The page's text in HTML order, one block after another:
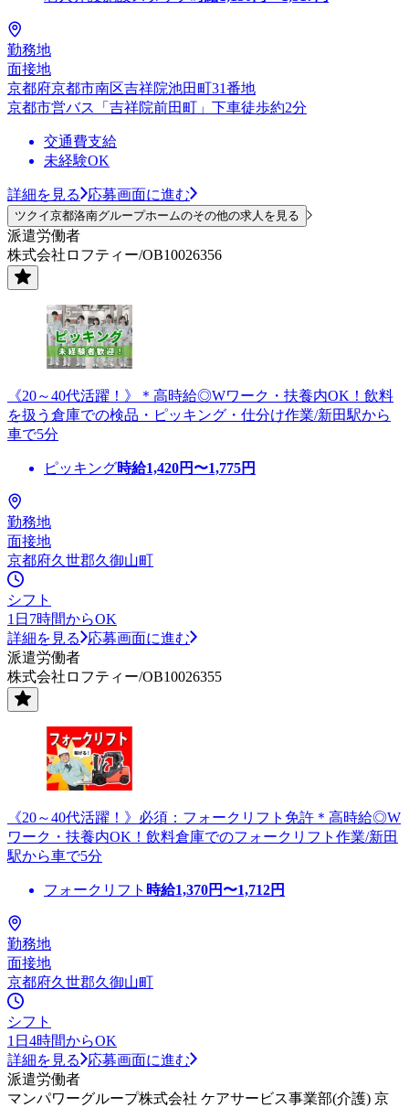
勤務地
面接地
京都府京都市南区吉祥院池田町31番地
京都市営バス「吉祥院前田町」下車徒歩約2分
交通費支給
未経験OK
詳細を見る 応募画面に進む
ツクイ京都洛南グループホームのその他の求人を見る
派遣労働者
株式会社ロフティー/OB10026356
《20～40代活躍！》＊高時給◎Wワーク・扶養内OK！飲料
を扱う倉庫での検品・ピッキング・仕分け作業/新田駅から
車で5分
ピッキング時給1,420円〜1,775円
勤務地
面接地
京都府久世郡久御山町
シフト
1日7時間からOK
詳細を見る
応募画面に進む
派遣労働者
株式会社ロフティー/OB10026355
《20～40代活躍！》必須：フォークリフト免許＊高時給◎W
ワーク・扶養内OK！飲料倉庫でのフォークリフト作業/新田
駅から車で5分
フォークリフト 時給1,370円〜1,712円
勤務地
面接地
京都府久世郡久御山町
シフト
1日4時間からOK
詳細を見る
応募画面に進む
派遣労働者
マンパワーグループ株式会社 ケアサービス事業部(介護) 京